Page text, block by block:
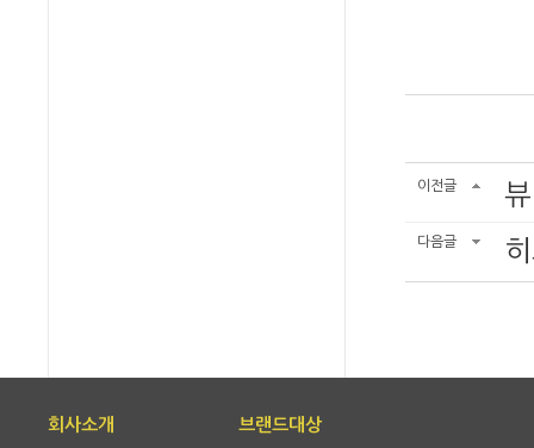
이전글
다음글
회사소개 브랜드대상